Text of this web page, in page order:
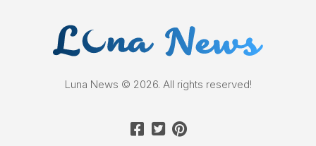
Luna News © 2026. All rights reserved!